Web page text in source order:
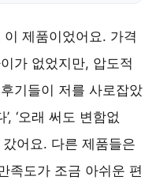
제품이었어요. 가격
가 없었지만, 압도적
기들이 저를 사로잡았
‘오래 써도 변함없
어요. 다른 제품들은
족도가 조금 아쉬운 편